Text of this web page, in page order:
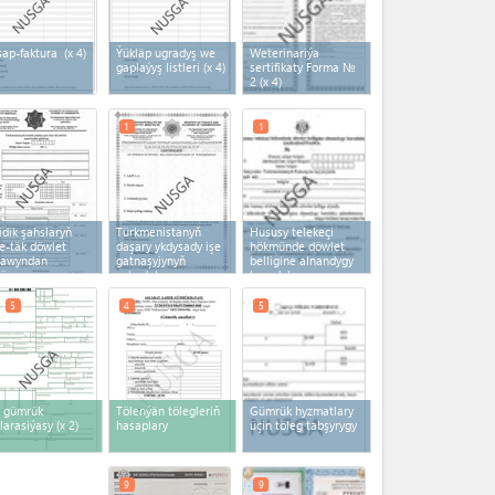
faktura (x 4)
Ýükläp ugradyş we
gaplaýyş listleri (x 4)
Weterinariýa
sertifikaty Forma №
2 (x 4)
şahslaryň
täk döwlet
Türkmenistanyň
daşary ykdysady işe
gatnaşyjynyň
şahadatnamasy
1
Hususy telekeçi
hökmünde döwlet
belligine alnandygy
baradaky
şahadatnama
1
gümrük
(x 2)
5
Tölenýän tölegleriň
hasaplary
4
Gümrük hyzmatlary
üçin töleg tabşyrygy
5
9 9